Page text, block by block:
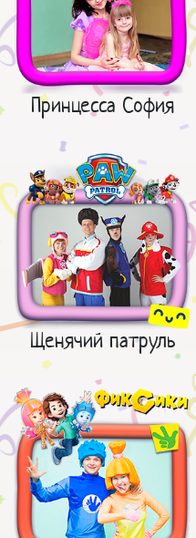
Принцесса София
Щенячий патруль